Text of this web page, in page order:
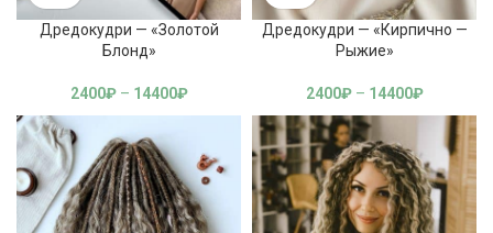
Дредокудри — «Золотой
Блонд»
2400₽ – 14400₽
Дредокудри — «Кирпично —
Рыжие»
2400₽ – 14400₽